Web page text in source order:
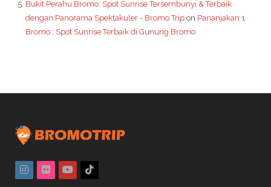
Bukit Perahu Bromo: Spot Sunrise Tersembunyi & Terbaik
dengan Panorama Spektakuler - Bromo Trip on Pananjakan 1
Bromo : Spot Sunrise Terbaik di Gunung Bromo